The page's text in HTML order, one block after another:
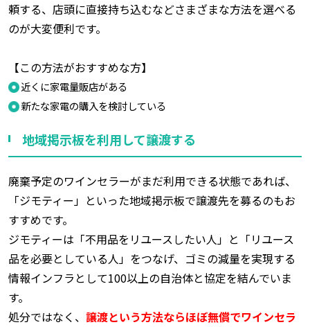
頼する、店頭に直接持ち込むなどさまざまな方法を選べる
のが大変便利です。
【この方法がおすすめな方】
近くに家電量販店がある
新たな家電の購入を検討している
地域掲示板を利用して譲渡する
廃棄予定のワインセラーがまだ利用できる状態であれば、
「ジモティー」といった地域掲示板で譲渡先を募るのもお
すすめです。
ジモティーは「不用品をリユースしたい人」と「リユース
品を必要としている人」をつなげ、ゴミの減量を実現する
情報インフラとして100以上の自治体と協定を結んでいま
す。
処分ではなく、 譲渡という方法ならほぼ無償でワインセラ